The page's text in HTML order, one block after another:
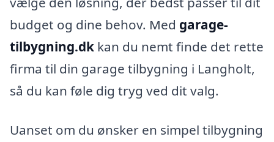
budget og dine behov. Med garage-
tilbygning.dk kan du nemt finde det rette
firma til din garage tilbygning i Langholt,
så du kan føle dig tryg ved dit valg.
Uanset om du ønsker en simpel tilbygning